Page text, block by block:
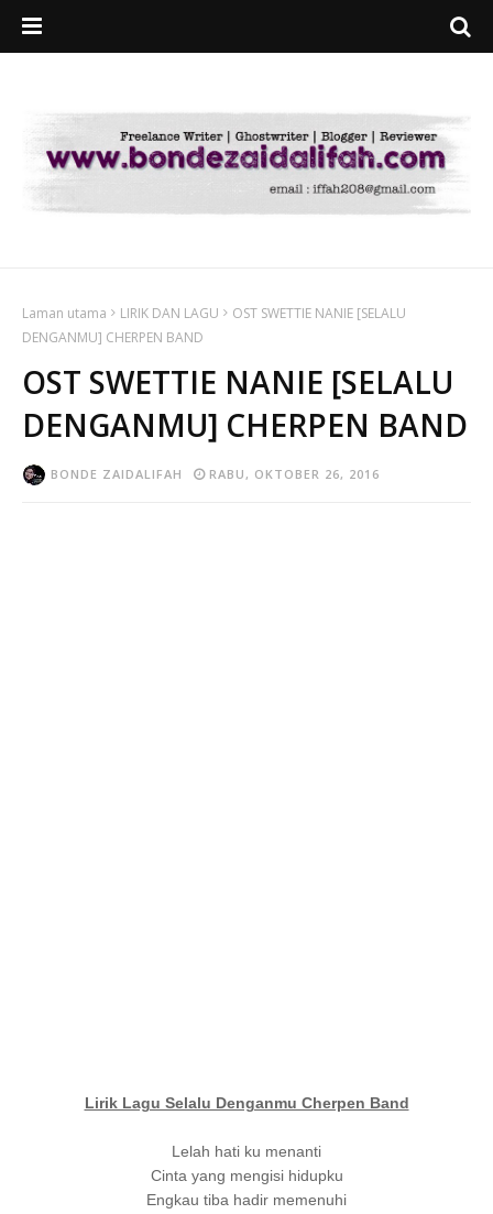
Laman utama LIRIK DAN LAGU
OST SWETTIE NANIE [SELALU
DENGANMU] CHERPEN BAND
OST SWETTIE NANIE [SELALU
DENGANMU] CHERPEN BAND
BONDE ZAIDALIFAH RABU, OKTOBER 26, 2016
Lirik Lagu Selalu Denganmu Cherpen Band
Lelah hati ku menanti
Cinta yang mengisi hidupku
Engkau tiba hadir memenuhi